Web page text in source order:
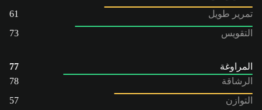
تمرير طويل
61
التقويس
73
المراوغة
77
الرشاقة
78
التوازن
57